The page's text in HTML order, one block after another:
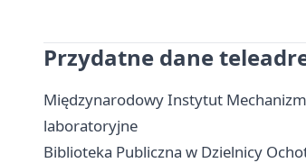
Przydatne dane
Międzynarodowy Instytut
laboratoryjne
Biblioteka Publiczna w Dzielnicy